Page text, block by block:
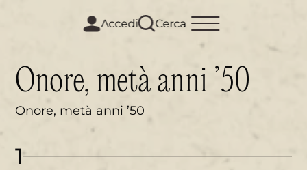
Accedi Cerca
Onore, metà anni ’50
Onore, metà anni ’50
1